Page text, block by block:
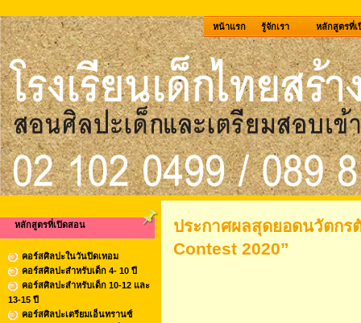
หน้าแรก รู้จักเรา หลักสูตรที่
หลักสูตรที่เปิดสอน
คอร์สศิลปะในวันปิดเทอม
คอร์สศิลปะสำหรับเด็ก 4- 10 ปี
คอร์สศิลปะสำหรับเด็ก 10-12 และ
13-15 ปี
คอร์สศิลปะเตรียมเอ็นทรานซ์
ประกาศผลสุดยอดนวัตกร
Contest 2020”